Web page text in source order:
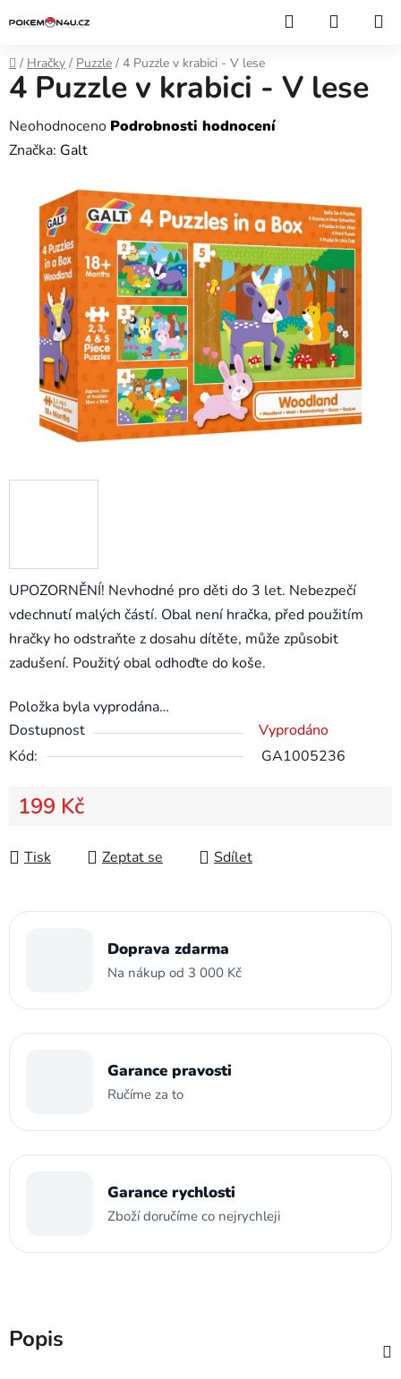
na
Hledat
Domů
/ Hračky / Puzzle / 4 Puzzle v krabici - V lese
UPOZORNĚNÍ! Nevhodné pro děti do 3 let. Nebezpečí
vdechnutí malých částí. Obal není hračka, před použitím
hračky ho odstraňte z dosahu dítěte, může způsobit
zadušení. Použitý obal odhoďte do koše.
Položka byla vyprodána…
Dostupnost
Vyprodáno
Kód:
GA1005236
199 Kč
Tisk
Zeptat se Sdílet
4 Puzzle v krabici - V lese
Průměrné
hodnocení
hvězdiček.
Neohodnoceno Podrobnosti hodnocení
Značka: Galt
Doprava zdarma
Na nákup od 3 000 Kč
Garance pravosti
Ručíme za to
Garance rychlosti
Zboží doručíme co nejrychleji
Popis